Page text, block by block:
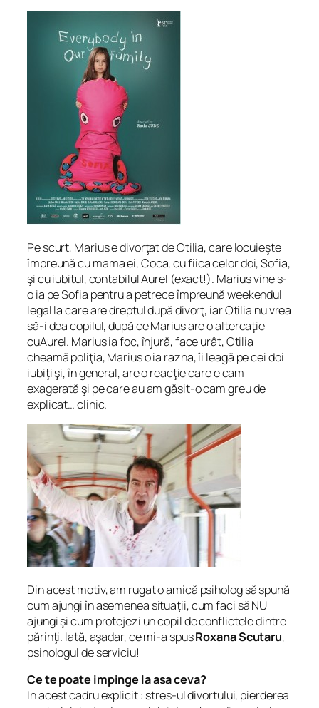
Pe scurt, Marius e divorţat de Otilia, care locuieşte
împreună cu mama ei, Coca, cu fiica celor doi, Sofia,
şi cu iubitul, contabilul Aurel (exact!). Marius vine s-
o ia pe Sofia pentru a petrece împreună weekendul
legal la care are dreptul după divorţ, iar Otilia nu vrea
să-i dea copilul, după ce Marius are o altercaţie
cuAurel. Marius ia foc, înjură, face urât, Otilia
cheamă poliţia, Marius o ia razna, îi leagă pe cei doi
iubiţi şi, în general, are o reacţie care e cam
exagerată şi pe care au am găsit-o cam greu de
explicat… clinic.
Din acest motiv, am rugat o amică psiholog să spună
cum ajungi în asemenea situaţii, cum faci să NU
ajungi şi cum protejezi un copil de conflictele dintre
părinţi. Iată, aşadar, ce mi-a spusRoxana Scutaru,
psihologul de serviciu!
Ce te poate impinge la asa ceva?
In acest cadru explicit : stres-ul divortului, pierderea